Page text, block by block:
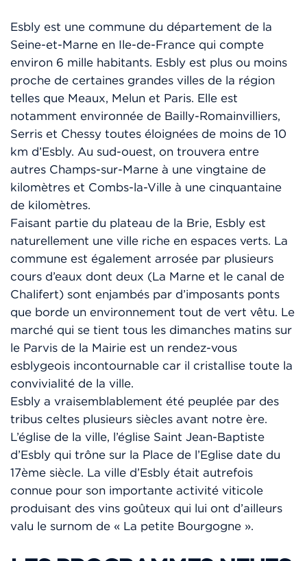
Esbly est une commune du département de la
Seine-et-Marne en Ile-de-France qui compte
environ 6 mille habitants. Esbly est plus ou moins
proche de certaines grandes villes de la région
telles que Meaux, Melun et Paris. Elle est
notamment environnée de Bailly-Romainvilliers,
Serris et Chessy toutes éloignées de moins de 10
km d’Esbly. Au sud-ouest, on trouvera entre
autres Champs-sur-Marne à une vingtaine de
kilomètres et Combs-la-Ville à une cinquantaine
de kilomètres.
Faisant partie du plateau de la Brie, Esbly est
naturellement une ville riche en espaces verts. La
commune est également arrosée par plusieurs
cours d’eaux dont deux (La Marne et le canal de
Chalifert) sont enjambés par d’imposants ponts
que borde un environnement tout de vert vêtu. Le
marché qui se tient tous les dimanches matins sur
le Parvis de la Mairie est un rendez-vous
esblygeois incontournable car il cristallise toute la
convivialité de la ville.
Esbly a vraisemblablement été peuplée par des
tribus celtes plusieurs siècles avant notre ère.
L’église de la ville, l’église Saint Jean-Baptiste
d’Esbly qui trône sur la Place de l’Eglise date du
17ème siècle. La ville d’Esbly était autrefois
connue pour son importante activité viticole
produisant des vins goûteux qui lui ont d’ailleurs
valu le surnom de « La petite Bourgogne ».